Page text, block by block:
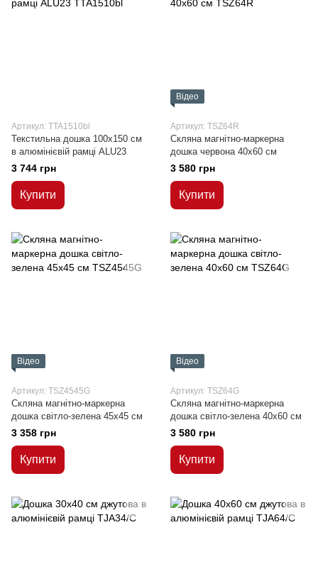
Артикул: TTA1510bl
Текстильна дошка 100x150 см
в алюмінієвій рамці ALU23
3 744 грн
Купити
Відео
Артикул: TSZ64R
Скляна магнітно-маркерна
дошка червона 40x60 см
3 580 грн
Купити
Відео
Артикул: TSZ4545G
Скляна магнітно-маркерна
дошка світло-зелена 45x45 см
3 358 грн
Купити
Відео
Артикул: TSZ64G
Скляна магнітно-маркерна
дошка світло-зелена 40x60 см
3 580 грн
Купити